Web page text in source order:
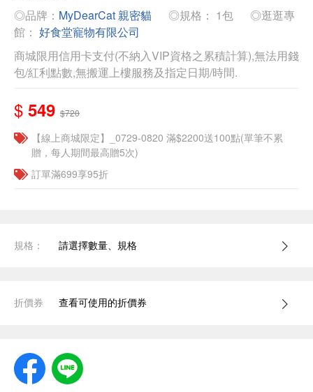
◎品牌： MyDearCat 親密貓 ◎規格： 1包
◎逛逛專
館： 好食堂寵物有限公司
商城限用信用卡支付(不納入VIP資格之累積計算),無法用錢
包/紅利點數,無搬運上樓服務及指定日期/時間.
$ 549 $720
【線上商城限定】_0729-0820 滿$2200送100點(單筆不累
贈，每人期間最高贈5次)
訂單滿699享95折
規格： 請選擇數量、規格
折價券 查看可使用的折價券